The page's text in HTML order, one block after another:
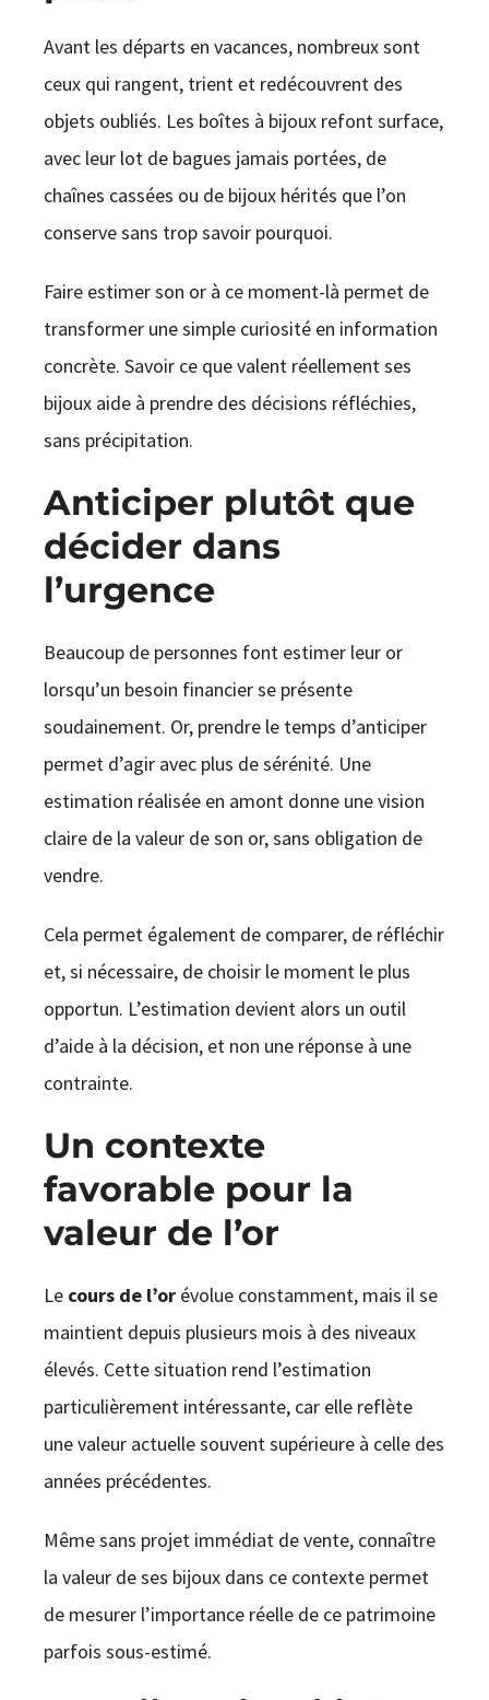
Avant les départs en vacances, nombreux sont
ceux qui rangent, trient et redécouvrent des
objets oubliés. Les boîtes à bijoux refont surface,
avec leur lot de bagues jamais portées, de
chaînes cassées ou de bijoux hérités que l’on
conserve sans trop savoir pourquoi.
Faire estimer son or à ce moment-là permet de
transformer une simple curiosité en information
concrète. Savoir ce que valent réellement ses
bijoux aide à prendre des décisions réfléchies,
sans précipitation.
Anticiper plutôt que
décider dans
l’urgence
Beaucoup de personnes font estimer leur or
lorsqu’un besoin financier se présente
soudainement. Or, prendre le temps d’anticiper
permet d’agir avec plus de sérénité. Une
estimation réalisée en amont donne une vision
claire de la valeur de son or, sans obligation de
vendre.
Cela permet également de comparer, de réfléchir
et, si nécessaire, de choisir le moment le plus
opportun. L’estimation devient alors un outil
d’aide à la décision, et non une réponse à une
contrainte.
Un contexte
favorable pour la
valeur de l’or
Le cours de l’orévolue constamment, mais il se
maintient depuis plusieurs mois à des niveaux
élevés. Cette situation rend l’estimation
particulièrement intéressante, car elle reflète
une valeur actuelle souvent supérieure à celle des
années précédentes.
Même sans projet immédiat de vente, connaître
la valeur de ses bijoux dans ce contexte permet
de mesurer l’importance réelle de ce patrimoine
parfois sous-estimé.